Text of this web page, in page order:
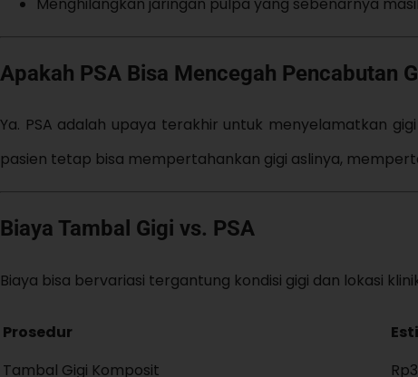
Apakah PSA Bisa Mencegah Pencabutan
Ya. PSA adalah upaya terakhir untuk menyelamatkan
pasien tetap bisa mempertahankan gigi aslinya,
Biaya Tambal Gigi vs. PSA
Biaya bisa bervariasi tergantung kondisi gigi dan lokasi
Prosedur
Tambal Gigi Komposit